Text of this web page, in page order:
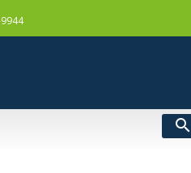
search